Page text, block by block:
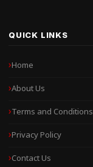
QUICK LINKS
Home
About Us
Terms and Conditions
Privacy Policy
Contact Us